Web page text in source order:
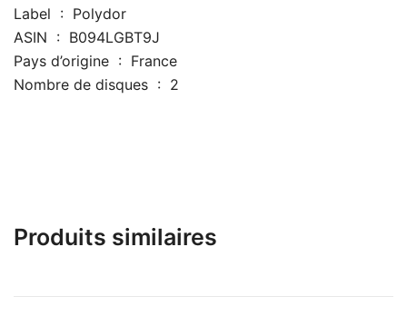
Label ‏ : ‎ Polydor
ASIN ‏ : ‎ B094LGBT9J
Pays d’origine ‏ : ‎ France
Nombre de disques ‏ : ‎ 2
Produits similaires